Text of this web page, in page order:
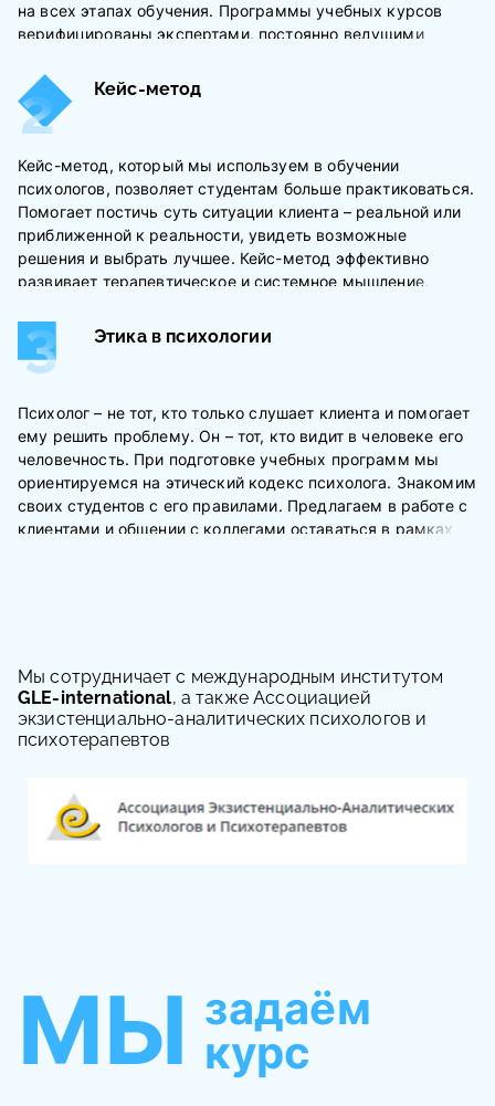
на всех этапах обучения. Программы учебных курсов
верифицированы экспертами, постоянно ведущими
практиками, которые выбираем, основываясь на
собственном многолетнем опыте и современных
исследованиях
Предлагаем только проверенные методы, работающие
без негативных последствий. Готовим учебные
программы, опираясь на запросы практикующих
психологов и наших студентов. Помогаем слушателям
научиться ориентироваться в клиентских запросах,
тактично «подсвечиваем» проблемные места и «слепые
Кейс-метод
Кейс-метод, который мы используем в обучении
психологов, позволяет студентам больше практиковаться.
Помогает постичь суть ситуации клиента – реальной или
приближенной к реальности, увидеть возможные
решения и выбрать лучшее. Кейс-метод эффективно
развивает терапевтическое и системное мышление,
Психотерапевтическая компетентность
формируется на разных этапах проработки
выбор кейса под конкретный запрос
анализ каждого этапа ситуации
выбор стратегии работы с ситуацией
ассимиляция полученного опыта через соотнесение с
собственным
Этика в психологии
Психолог – не тот, кто только слушает клиента и помогает
ему решить проблему. Он – тот, кто видит в человеке его
человечность. При подготовке учебных программ мы
ориентируемся на этический кодекс психолога. Знакомим
своих студентов с его правилами. Предлагаем в работе с
клиентами и общении с коллегами оставаться в рамках
Мы сотрудничает с международным институтом
GLE-international, а также Ассоциацией
экзистенциально-аналитических психологов и
психотерапевтов
МЫ задаём
курс